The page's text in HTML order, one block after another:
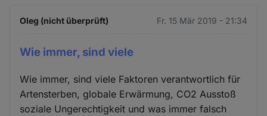
Oleg (nicht überprüft) Fr. 15 Mär 2019 - 21:34
Wie immer, sind viele
Wie immer, sind viele Faktoren verantwortlich für
Artensterben, globale Erwärmung, CO2 Ausstoß
soziale Ungerechtigkeit und was immer falsch